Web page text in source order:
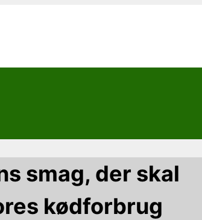
smag, der skal
kødforbrug